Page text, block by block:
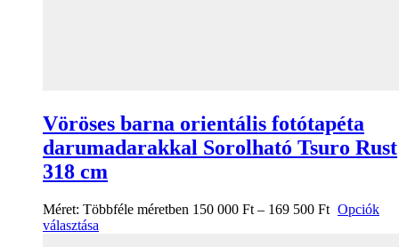
Vöröses barna orientális fotótapéta
darumadarakkal Sorolható Tsuro Rust
318 cm
Méret: Többféle méretben 150 000 Ft – 169 500 Ft Opciók
választása